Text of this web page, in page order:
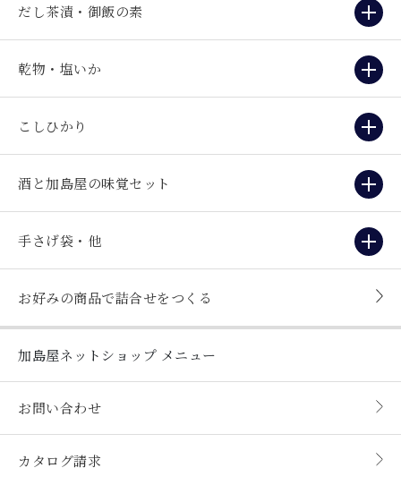
だし茶漬・御飯の素
乾物・塩いか
こしひかり
酒と加島屋の味覚セット
手さげ袋・他
お好みの商品で詰合せをつくる
加島屋ネットショップ メニュー
お問い合わせ
カタログ請求